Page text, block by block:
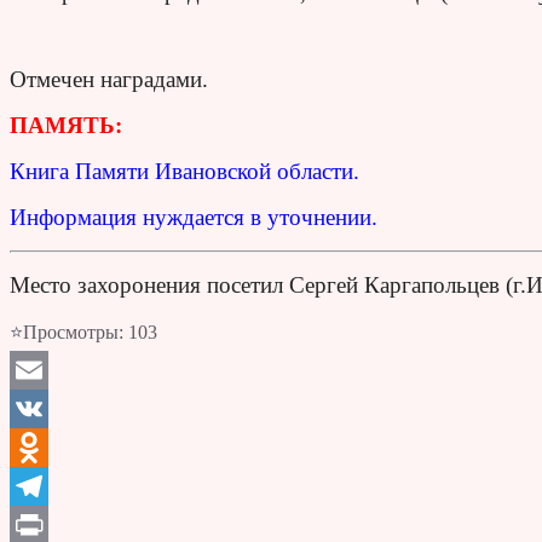
Отмечен наградами.
ПАМЯТЬ:
Книга Памяти Ивановской области.
Информация нуждается в уточнении.
Место захоронения посетил Сергей Каргапольцев
⭐Просмотры: 103
Email
VK
Odnoklassniki
Telegram